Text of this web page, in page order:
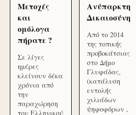
Μετοχές
και
ομόλογα
πήρατε ?
Σε λίγες
ημέρες
κλείνουν δέκα
χρόνια από
την
παραχώρηση
του Ελληνικού
Ανύπαρκτη
Δικαιοσύνη
Από το 2014
της τοπικής
προβοκάτσιας
στο Δήμο
Γλυφάδας,
(κατάλυση
εντολής
χιλιάδων
ψηφοφόρων ,